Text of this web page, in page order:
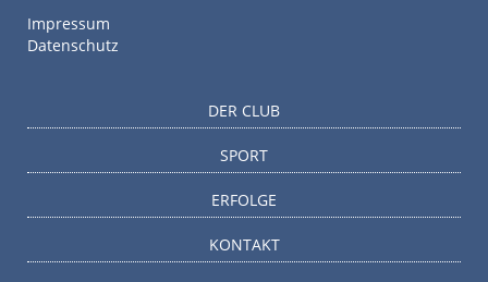
Impressum
Datenschutz
DER CLUB
SPORT
ERFOLGE
KONTAKT